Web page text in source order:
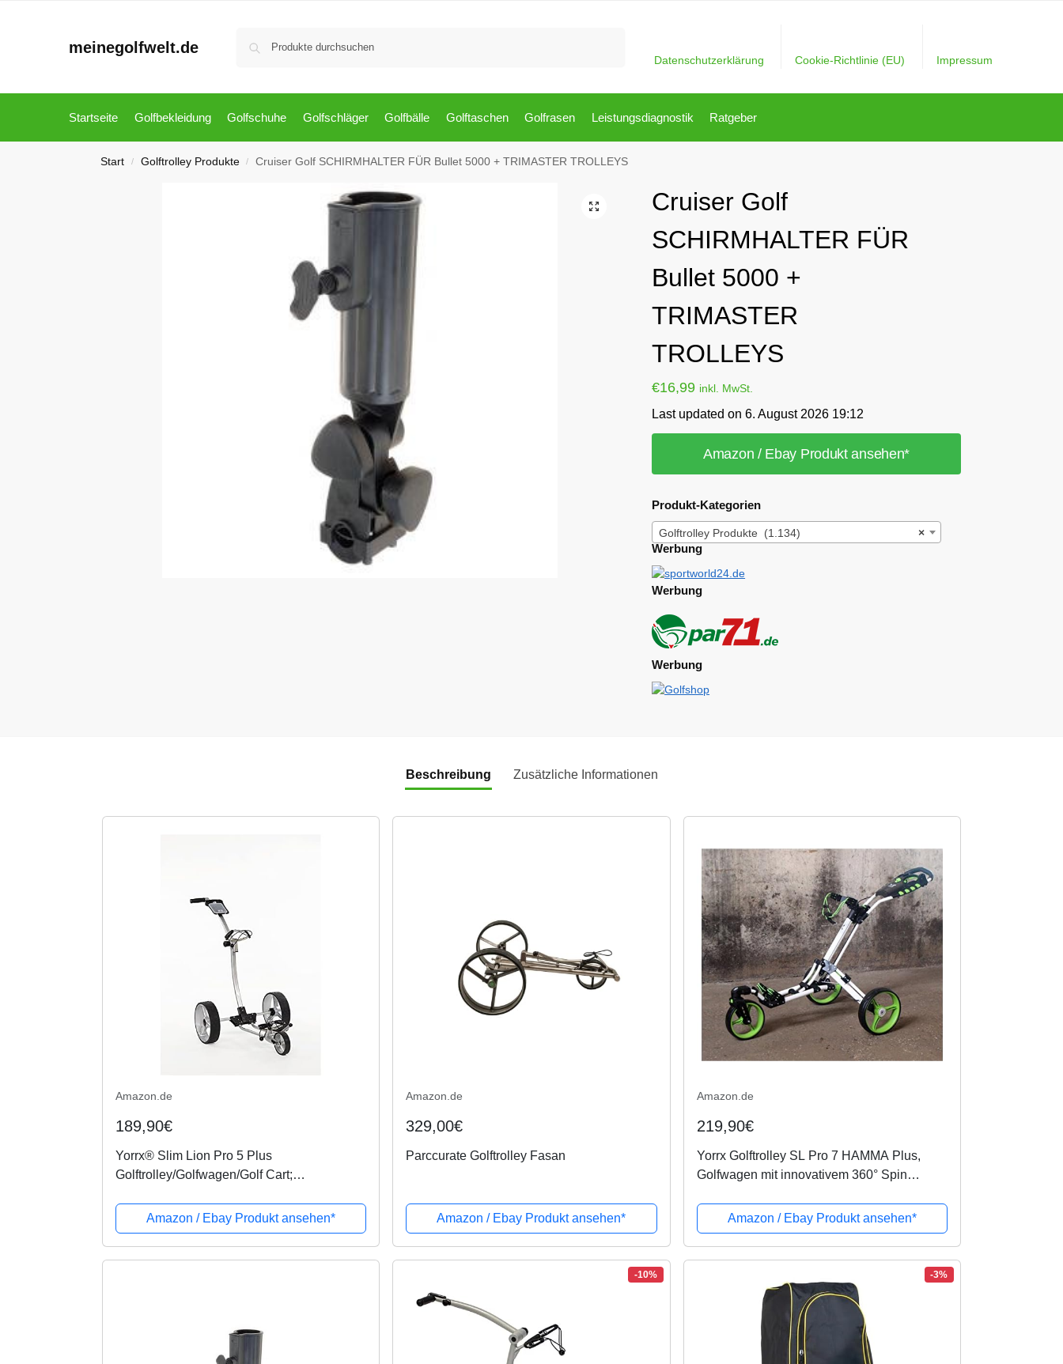
meinegolfwelt.de
Datenschutzerklärung Cookie-Richtlinie (EU) Impressum
Startseite Golfbekleidung Golfschuhe Golfschläger Golfbälle Golftaschen Golfrasen Leistungsdiagnostik Ratgeber
Start / Golftrolley Produkte / Cruiser Golf SCHIRMHALTER FÜR Bullet 5000 + TRIMASTER TROLLEYS
Cruiser Golf
SCHIRMHALTER FÜR
Bullet 5000 +
TRIMASTER
TROLLEYS
€16,99 inkl. MwSt.
Last updated on 6. August 2026 19:12
Amazon / Ebay Produkt ansehen*
Produkt-Kategorien
×
Golftrolley Produkte (1.134)
Werbung
Werbung
Werbung
Beschreibung Zusätzliche Informationen
Amazon.de
189,90€
Yorrx® Slim Lion Pro 5 Plus
Golftrolley/Golfwagen/Golf Cart;
Babe8 Golfballset (Limited Edition)
Amazon / Ebay Produkt ansehen*
Amazon.de
329,00€
Parccurate Golftrolley Fasan
Amazon / Ebay Produkt ansehen*
Amazon.de
219,90€
Yorrx Golftrolley SL Pro 7 HAMMA Plus,
Golfwagen mit innovativem 360° Spin
Regenschirmhalter & Tees (grün/weiß)
Amazon / Ebay Produkt ansehen*
-10% -3%